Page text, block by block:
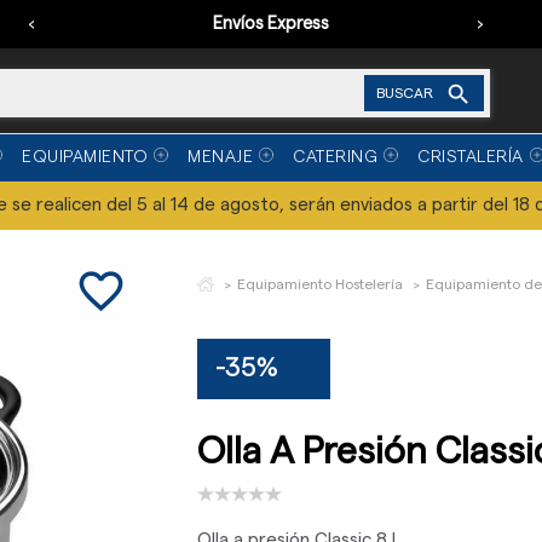
Envíos Express
‹ ›
BUSCAR 
EQUIPAMIENTO MENAJE CATERING CRISTALERÍA
se realicen del 5 al 14 de agosto, serán enviados a partir del
favorite_border Equipamiento Hostelería Equipamiento
-35%
Olla A Presión